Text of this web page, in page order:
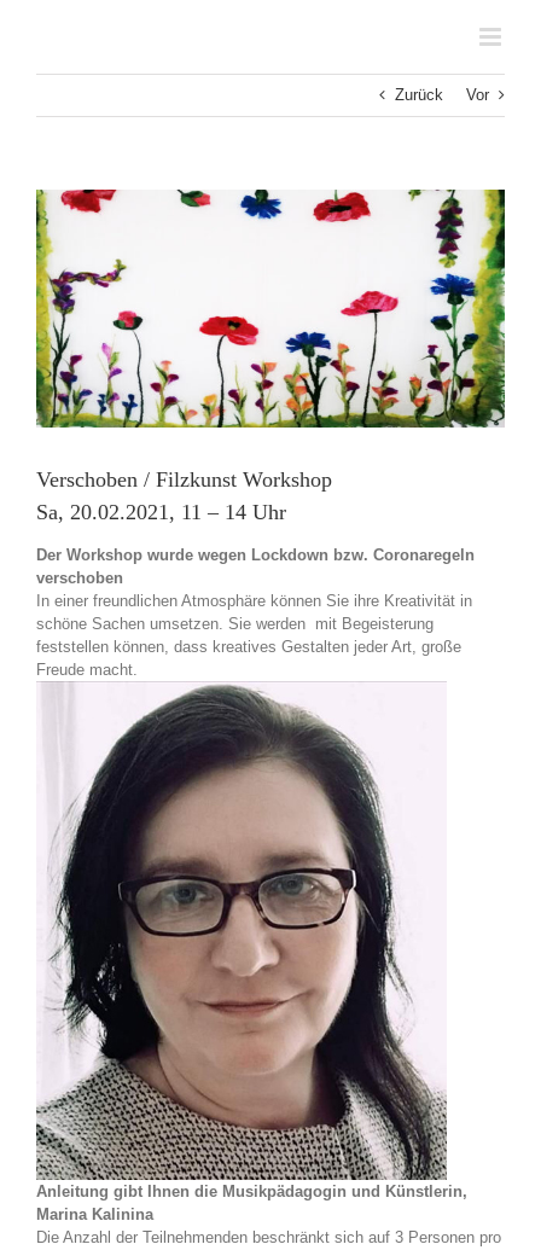
Zurück Vor
Zeige
grösseres
Bild
Verschoben / Filzkunst Workshop
Sa, 20.02.2021, 11 – 14 Uhr
Der Workshop wurde wegen Lockdown bzw. Coronaregeln
verschoben
In einer freundlichen Atmosphäre können Sie ihre Kreativität in
schöne Sachen umsetzen. Sie werden mit Begeisterung
feststellen können, dass kreatives Gestalten jeder Art, große
Freude macht.
Anleitung gibt Ihnen die Musikpädagogin und Künstlerin,
Marina Kalinina
Die Anzahl der Teilnehmenden beschränkt sich auf 3 Personen pro